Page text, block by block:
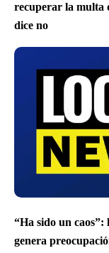
recuperar la multa
dice no
“Ha sido un
genera